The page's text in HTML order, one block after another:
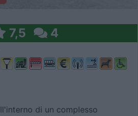
7,5 4
di un complesso